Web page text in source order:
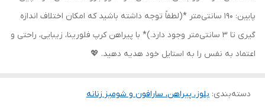
پایین: 190 سانتی‌متر *(لطفاً توجه داشته باشید که امکان اختلاف اندازه
گیری تا 3 سانتی‌متر وجود دارد.)* با پیراهن کرپ فلورینا، زیبایی، راحتی و
اعتماد به نفس را به استایل خود هدیه دهید. 💖
دسته‌بندی: بلوز، پیراهن، سارافون و شومیز زنانه